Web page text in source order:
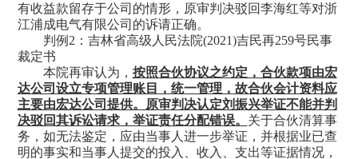
有收益款留存于公司的情形，原审判决驳回李海红等对浙
江浦成电气有限公司的诉请正确。
判例 2：吉林省高级人民法院(2021)吉民再259号民事
裁定书
本院再审认为， 按照合伙协议之约定，合伙款项由宏
达公司设立专项管理账目，统一管理，故合伙会计资料应
主要由宏达公司提供。原审判决认定刘振兴举证不能并判
决驳回其诉讼请求，举证责任分配错误。 关于合伙清算事
务，如无法鉴定，应由当事人进一步举证，并根据业已查
明的事实和当事人提交的投入、收入、支出等证据情况，